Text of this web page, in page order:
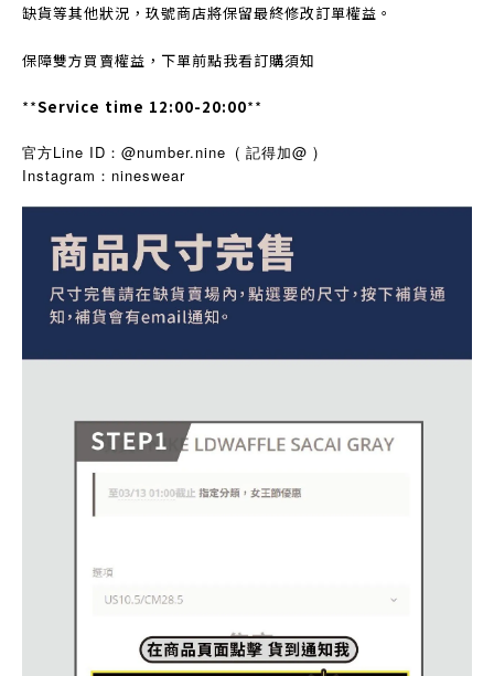
缺貨等其他狀況，玖號商店將保留最終修改訂單權益。
保障雙方買賣權益，下單前點我看訂購須知
**Service time 12:00-20:00**
官方Line ID：@number.nine ( 記得加@ )
Instagram ： nineswear